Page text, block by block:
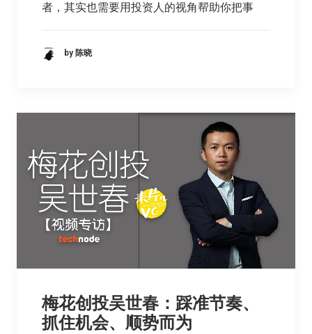
者，其实也需要用投资人的视角帮助你把事
by 陈晓
梅花创投吴世春：踩准节奏、
抓住机会、顺势而为